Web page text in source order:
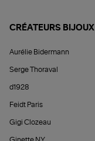
CRÉATEURS BIJOUX
Aurélie Bidermann
Serge Thoraval
d1928
Feidt Paris
Gigi Clozeau